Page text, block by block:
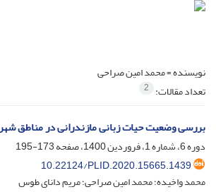
نویسنده =محمد امین صراحی
تعداد مقالات: 2
بررسی وضعیت حیات زبانی مازندرانی در مناطق
دوره 6، شماره 1، فروردین 1400، صفحه
173-195
10.22124/PLID.2020.15665.1439
محمد واخیده؛ محمد امین صراحی؛ مریم دانای طوس